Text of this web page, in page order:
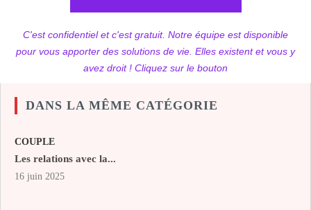
C'est confidentiel et c'est gratuit. Notre équipe est disponible
pour vous apporter des solutions de vie. Elles existent et vous y
avez droit ! Cliquez sur le bouton
DANS LA MÊME CATÉGORIE
COUPLE
Les relations avec la...
16 juin 2025